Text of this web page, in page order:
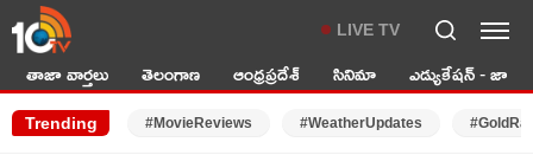
LIVE TV
తాజా వార్తలు తెలంగాణ ఆంధ్రప్రదేశ్ సినిమా ఎడ్యుకేషన్ - జాబ్స్
Trending #MovieReviews #WeatherUpdates